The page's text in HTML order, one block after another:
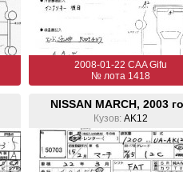
2008-01-22 CAA Gifu
№ лота 1418
NISSAN MARCH, 2003
Кузов: AK12